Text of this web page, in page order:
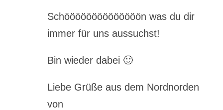
Schöööööööööööööön was du dir
immer für uns aussuchst!
Bin wieder dabei 🙂
Liebe Grüße aus dem Nordnorden
von